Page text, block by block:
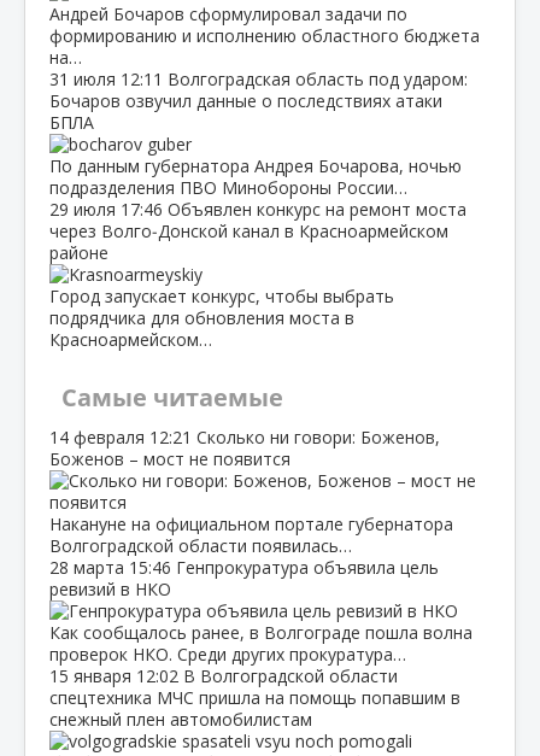
Андрей Бочаров сформулировал задачи по
формированию и исполнению областного бюджета
на…
31 июля 12:11 Волгоградская область под ударом:
Бочаров озвучил данные о последствиях атаки
БПЛА
По данным губернатора Андрея Бочарова, ночью
подразделения ПВО Минобороны России…
29 июля 17:46 Объявлен конкурс на ремонт моста
через Волго‑Донской канал в Красноармейском
районе
Город запускает конкурс, чтобы выбрать
подрядчика для обновления моста в
Красноармейском…
Самые читаемые
14 февраля 12:21 Сколько ни говори: Боженов,
Боженов – мост не появится
Накануне на официальном портале губернатора
Волгоградской области появилась…
28 марта 15:46 Генпрокуратура объявила цель
ревизий в НКО
Как сообщалось ранее, в Волгограде пошла волна
проверок НКО. Среди других прокуратура…
15 января 12:02 В Волгоградской области
спецтехника МЧС пришла на помощь попавшим в
снежный плен автомобилистам